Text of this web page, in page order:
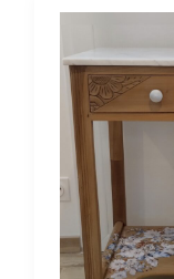
Isla
Bonita